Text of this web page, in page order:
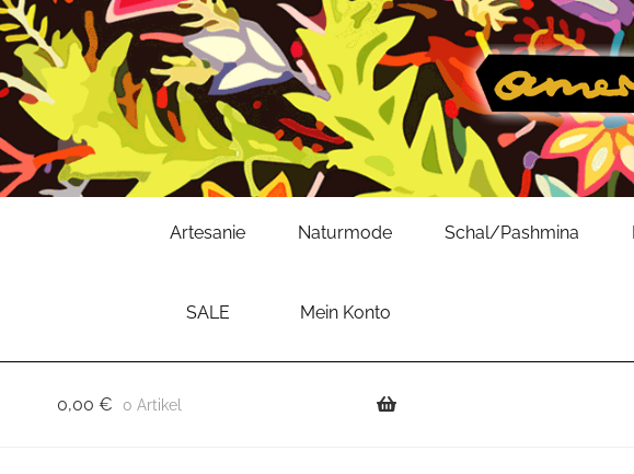
Artesanie Naturmode Schal/Pashmina
SALE Mein Konto
0,00 € 0 Artikel